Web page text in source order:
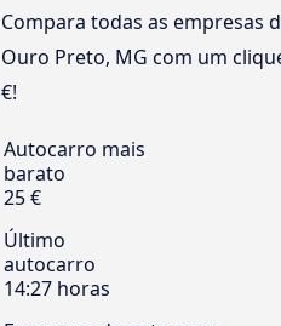
Compara todas as empresas
Ouro Preto, MG com um
€!
Autocarro mais
barato
25 €
Último
autocarro
14:27 horas